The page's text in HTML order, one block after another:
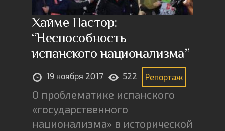
Хайме Пастор:
“Неспособность
испанского национализма”
19 ноября 2017 522 Репортаж
О проблематике испанского
«государственного
национализма» в исторической